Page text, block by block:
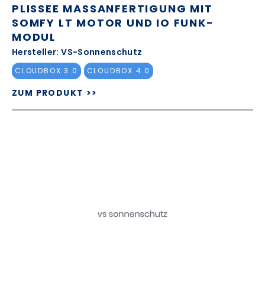
PLISSEE MASSANFERTIGUNG MIT S
OMFY LT MOTOR UND IO FUNK-M
ODUL
Hersteller: VS-Sonnenschutz
CLOUDBOX 3.0 CLOUDBOX 4.0
ZUM PRODUKT >>